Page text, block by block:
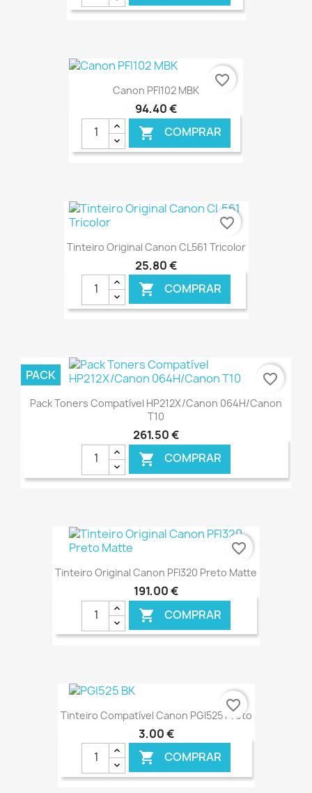
Canon PFI102 MBK
94,40 €
 COMPRAR
€ ONLINE
favorite_border
Tinteiro Original Canon CL561 Tricolor
25,80 €
 COMPRAR
€ ONLINE
favorite_border
Pack Toners Compatível HP212X/Canon 064H/Canon
T10
261,50 €
 COMPRAR
PACK favorite_border
Tinteiro Original Canon PFI320 Preto Matte
191,00 €
 COMPRAR
favorite_border
Tinteiro Compatível Canon PGI525 Preto
3,00 €
 COMPRAR
favorite_border